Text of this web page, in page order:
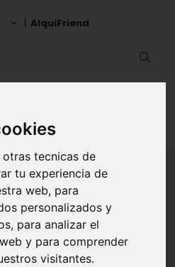
tecnicas de
tu experiencia de
web, para
personalizados y
para analizar el
y para comprender
visitantes.
AlquiFriend
AMIGO
Zaragoza Paula